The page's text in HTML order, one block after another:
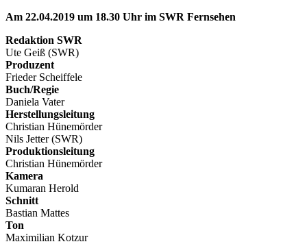
Am 22.04.2019 um 18.30 Uhr im SWR Fernsehen
Redaktion SWR
Ute Geiß (SWR)
Produzent
Frieder Scheiffele
Buch/Regie
Daniela Vater
Herstellungsleitung
Christian Hünemörder
Nils Jetter (SWR)
Produktionsleitung
Christian Hünemörder
Kamera
Kumaran Herold
Schnitt
Bastian Mattes
Ton
Maximilian Kotzur